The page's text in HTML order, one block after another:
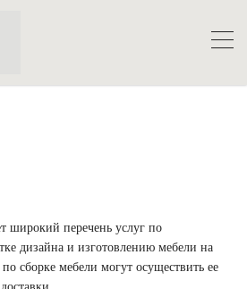
широкий перечень услуг по
дизайна и изготовлению мебели на
сборке мебели могут осуществить ее